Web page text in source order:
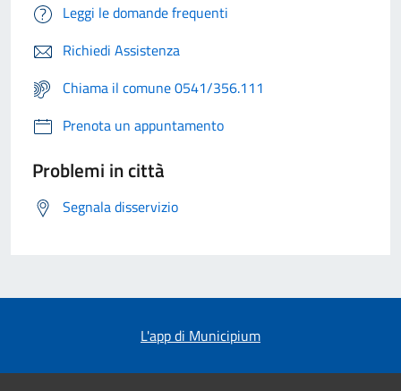
Leggi le domande frequenti
Richiedi Assistenza
Chiama il comune 0541/356.111
Prenota un appuntamento
Problemi in città
Segnala disservizio
L'app di Municipium